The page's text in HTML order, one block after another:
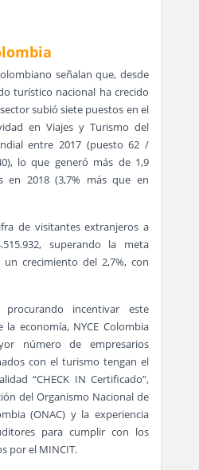
señalan que, desde
turístico nacional ha crecido
subió siete puestos en el
en Viajes y Turismo del
entre 2017 (puesto 62 /
lo que generó más de 1,9
en 2018 (3,7% más que en
de visitantes extranjeros a
superando la meta
crecimiento del 2,7%, con
incentivar este
economía, NYCE Colombia
número de empresarios
con el turismo tengan el
“CHECK IN Certificado”,
del Organismo Nacional de
(ONAC) y la experiencia
para cumplir con los
por el MINCIT.